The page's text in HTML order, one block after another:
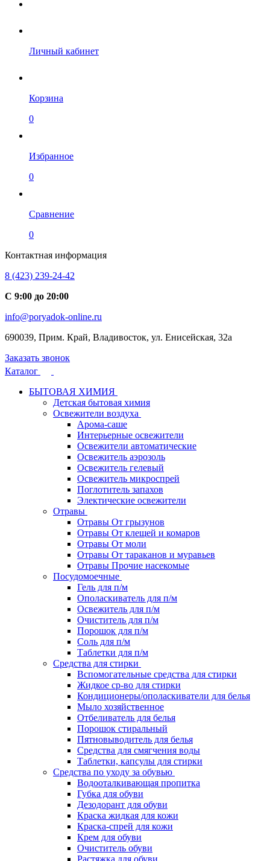
Личный кабинет
Корзина
0
Избранное
0
Сравнение
0
Контактная информация
8 (423) 239-24-42
С 9:00 до 20:00
info@poryadok-online.ru
690039, Прим. Край, Владивосток, ул. Енисейская, 32а
Заказать звонок
Каталог
БЫТОВАЯ ХИМИЯ
Детская бытовая химия
Освежители воздуха
Арома-саше
Интерьерные освежители
Освежители автоматические
Освежитель аэрозоль
Освежитель гелевый
Освежитель микроспрей
Поглотитель запахов
Электические освежители
Отравы
Отравы От грызунов
Отравы От клещей и комаров
Отравы От моли
Отравы От тараканов и муравьев
Отравы Прочие насекомые
Посудомоечные
Гель для п/м
Ополаскиватель для п/м
Освежитель для п/м
Очиститель для п/м
Порошок для п/м
Соль для п/м
Таблетки для п/м
Средства для стирки
Вспомогательные средства для стирки
Жидкое ср-во для стирки
Кондиционеры/ополаскиватели для белья
Мыло хозяйственное
Отбеливатель для белья
Порошок стиральный
Пятновыводитель для белья
Средства для смягчения воды
Таблетки, капсулы для стирки
Средства по уходу за обувью
Водооталкивающая пропитка
Губка для обуви
Дезодорант для обуви
Краска жидкая для кожи
Краска-спрей для кожи
Крем для обуви
Очиститель обуви
Растяжка для обуви